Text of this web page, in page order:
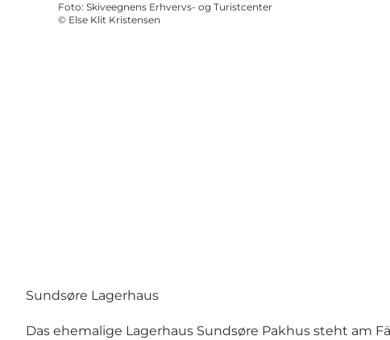
Foto: Skiveegnens Erhvervs- og Turistcenter
© Else Klit Kristensen
Sundsøre Lagerhaus
Das ehemalige Lagerhaus Sundsøre Pakhus steht am